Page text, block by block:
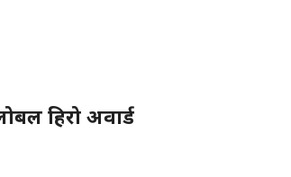
हिरो अवार्ड